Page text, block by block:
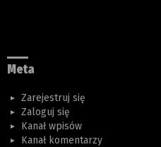
Meta
Zarejestruj się
Zaloguj się
Kanał wpisów
Kanał komentarzy